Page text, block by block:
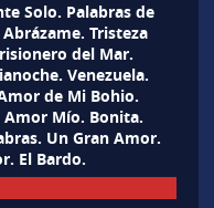
Solo. Palabras de
Tristeza
del Mar.
Venezuela.
de Mi Bohio.
Mío. Bonita.
Un Gran Amor.
El Bardo.